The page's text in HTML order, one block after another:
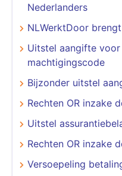
Nederlanders
NLWerktDoor
Uitstel aangifte
machtigingscode
Bijzonder uitstel
Rechten OR inzake
Uitstel
Rechten OR inzake
Versoepeling